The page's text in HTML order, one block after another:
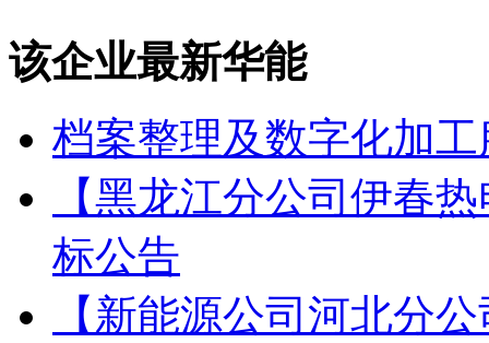
该企业最新华能
档案整理及数字化加
【黑龙江分公司伊春
标公告
【新能源公司河北分